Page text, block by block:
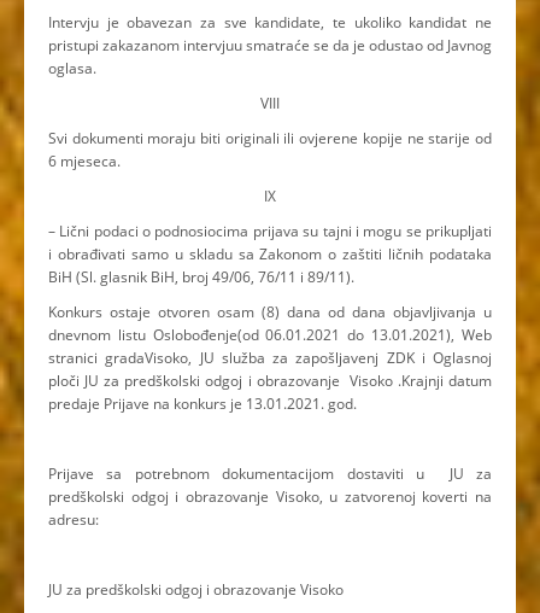
Intervju je obavezan za sve kandidate, te ukoliko kandidat ne
pristupi zakazanom intervjuu smatraće se da je odustao od Javnog
oglasa.
VIII
Svi dokumenti moraju biti originali ili ovjerene kopije ne starije od
6 mjeseca.
IX
– Lični podaci o podnosiocima prijava su tajni i mogu se prikupljati
i obrađivati samo u skladu sa Zakonom o zaštiti ličnih podataka
BiH (Sl. glasnik BiH, broj 49/06, 76/11 i 89/11).
Konkurs ostaje otvoren osam (8) dana od dana objavljivanja u
dnevnom listu Oslobođenje(od 06.01.2021 do 13.01.2021), Web
stranici gradaVisoko, JU služba za zapošljavenj ZDK i Oglasnoj
ploči JU za predškolski odgoj i obrazovanje Visoko .Krajnji datum
predaje Prijave na konkurs je 13.01.2021. god.
Prijave sa potrebnom dokumentacijom dostaviti u JU za
predškolski odgoj i obrazovanje Visoko, u zatvorenoj koverti na
adresu:
JU za predškolski odgoj i obrazovanje Visoko